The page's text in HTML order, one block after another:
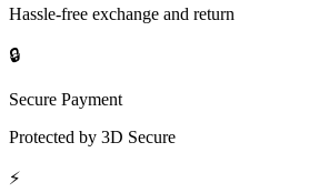
Hassle-free exchange and return
🔒
Secure Payment
Protected by 3D Secure
⚡